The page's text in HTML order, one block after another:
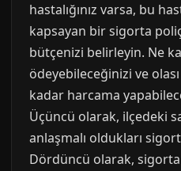
hastalığınız varsa, bu
kapsayan bir sigorta
bütçenizi belirleyin. Ne
ödeyebileceğinizi ve
kadar harcama
Üçüncü olarak, ilçedeki
anlaşmalı oldukları
Dördüncü olarak,